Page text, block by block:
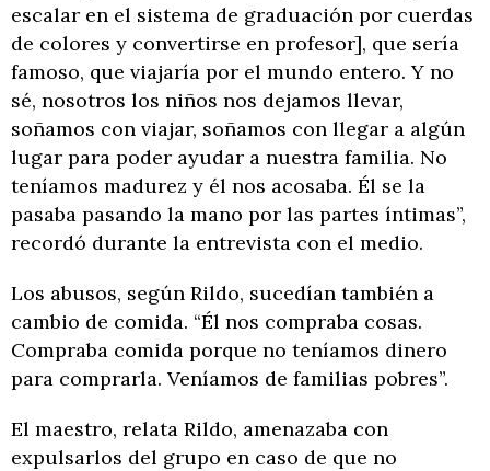
escalar en el sistema de graduación por cuerdas
de colores y convertirse en profesor], que sería
famoso, que viajaría por el mundo entero. Y no
sé, nosotros los niños nos dejamos llevar,
soñamos con viajar, soñamos con llegar a algún
lugar para poder ayudar a nuestra familia. No
teníamos madurez y él nos acosaba. Él se la
pasaba pasando la mano por las partes íntimas”,
recordó durante la entrevista con el medio.
Los abusos, según Rildo, sucedían también a
cambio de comida. “Él nos compraba cosas.
Compraba comida porque no teníamos dinero
para comprarla. Veníamos de familias pobres”.
El maestro, relata Rildo, amenazaba con
expulsarlos del grupo en caso de que no